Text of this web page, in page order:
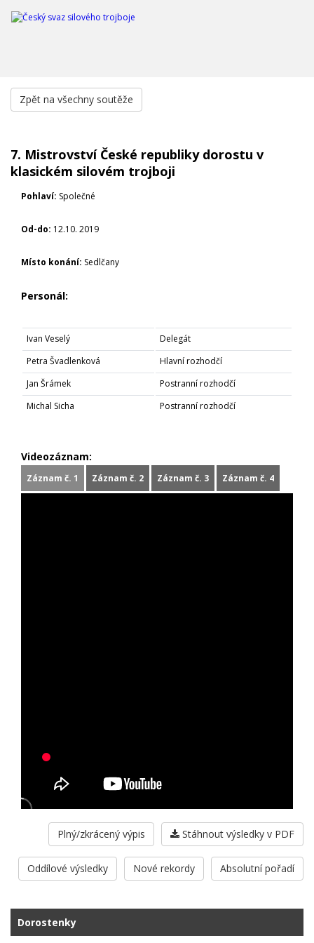
Zpět na všechny soutěže
7. Mistrovství České republiky dorostu v
klasickém silovém trojboji
Pohlaví: Společné
Od-do: 12.10. 2019
Místo konání: Sedlčany
Personál:
Ivan Veselý
Delegát
Petra Švadlenková
Hlavní rozhodčí
Jan Šrámek
Postranní rozhodčí
Michal Sicha
Postranní rozhodčí
Videozáznam:
Záznam č. 1 Záznam č. 2 Záznam č. 3 Záznam č. 4
Stáhnout výsledky v PDF
Plný/zkrácený výpis
Absolutní pořadí
Nové rekordy
Oddílové výsledky
Dorostenky